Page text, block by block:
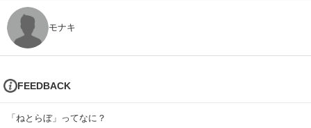
モナキ
FEEDBACK
「ねとらぼ」ってなに？